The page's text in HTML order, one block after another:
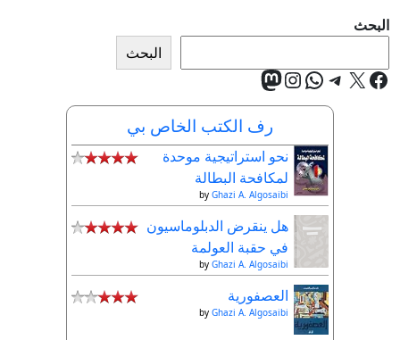
البحث
البحث
فيسبوك
إكستيليجرام
واتساب
إنستجرام
ماستودون
رف الكتب الخاص بي
نحو استراتيجية موحدة
لمكافحة البطالة
by Ghazi A. Algosaibi
هل ينقرض الدبلوماسيون
في حقبة العولمة
by Ghazi A. Algosaibi
العصفورية
by Ghazi A. Algosaibi